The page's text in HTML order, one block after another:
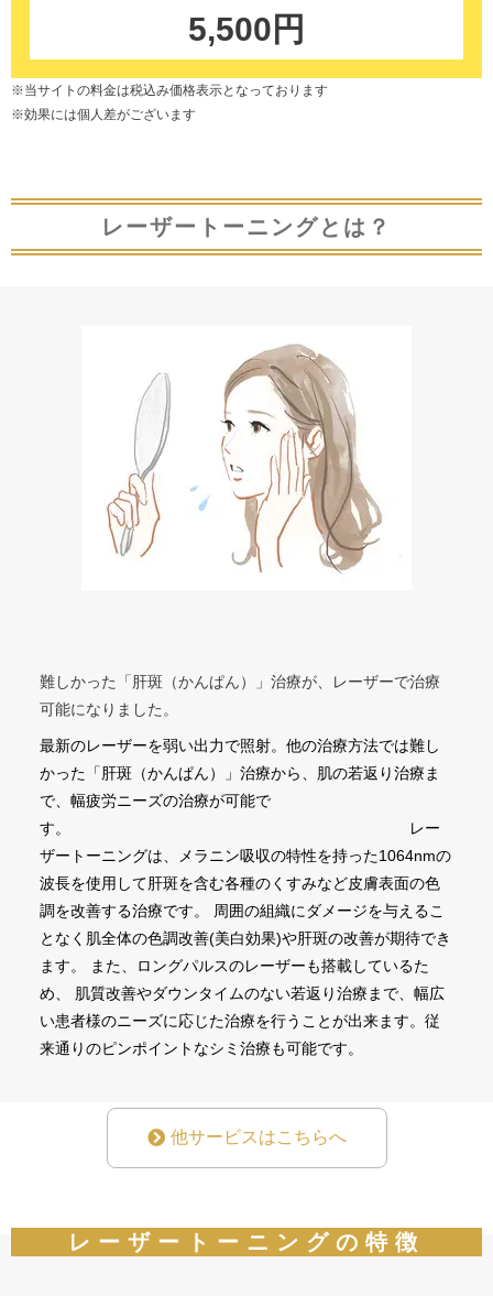
5,500円
※当サイトの料金は税込み価格表示となっております
※効果には個人差がございます
レーザートーニングとは？
難しかった「肝斑（かんぱん）」治療が、レーザーで治療
可能になりました。
最新のレーザーを弱い出力で照射。他の治療方法では難し
かった「肝斑（かんぱん）」治療から、肌の若返り治療ま
で、幅疲労ニーズの治療が可能で
す。 レー
ザートーニングは、メラニン吸収の特性を持った1064nmの
波長を使用して肝斑を含む各種のくすみなど皮膚表面の色
調を改善する治療です。 周囲の組織にダメージを与えるこ
となく肌全体の色調改善(美白効果)や肝斑の改善が期待でき
ます。 また、ロングパルスのレーザーも搭載しているた
め、 肌質改善やダウンタイムのない若返り治療まで、幅広
い患者様のニーズに応じた治療を行うことが出来ます。従
来通りのピンポイントなシミ治療も可能です。
他サービスはこちらへ
レーザートーニングの特徴